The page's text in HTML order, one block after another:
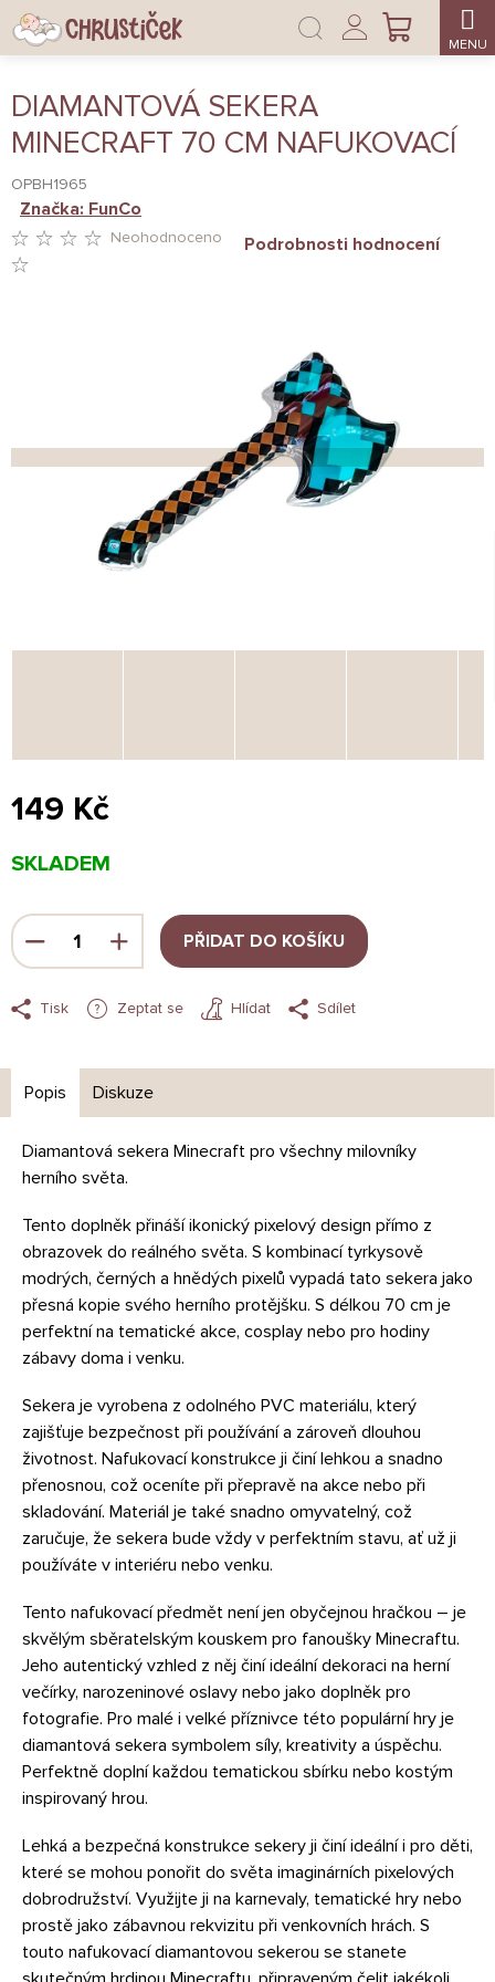
Přejít
na
obsah
NÁKUPNÍ
Přihlášení
DIAMANTOVÁ SEKERA
MINECRAFT 70 CM NAFUKOVACÍ
OPBH1965
HVĚZDIČEK.
Neohodnoceno Podrobnosti hodnocení
Značka: FunCo
149 Kč
cena:
SKLADEM
PŘIDAT DO KOŠÍKU
Tisk Zeptat se Hlídat Sdílet
Popis Diskuze
Diamantová sekera Minecraft pro všechny milovníky
herního světa.
Tento doplněk přináší ikonický pixelový design přímo z
obrazovek do reálného světa. S kombinací tyrkysově
modrých, černých a hnědých pixelů vypadá tato sekera jako
přesná kopie svého herního protějšku. S délkou 70 cm je
perfektní na tematické akce, cosplay nebo pro hodiny
zábavy doma i venku.
Sekera je vyrobena z odolného PVC materiálu, který
zajišťuje bezpečnost při používání a zároveň dlouhou
životnost. Nafukovací konstrukce ji činí lehkou a snadno
přenosnou, což oceníte při přepravě na akce nebo při
skladování. Materiál je také snadno omyvatelný, což
zaručuje, že sekera bude vždy v perfektním stavu, ať už ji
používáte v interiéru nebo venku.
Tento nafukovací předmět není jen obyčejnou hračkou – je
skvělým sběratelským kouskem pro fanoušky Minecraftu.
Jeho autentický vzhled z něj činí ideální dekoraci na herní
večírky, narozeninové oslavy nebo jako doplněk pro
fotografie. Pro malé i velké příznivce této populární hry je
diamantová sekera symbolem síly, kreativity a úspěchu.
Perfektně doplní každou tematickou sbírku nebo kostým
inspirovaný hrou.
Lehká a bezpečná konstrukce sekery ji činí ideální i pro děti,
které se mohou ponořit do světa imaginárních pixelových
dobrodružství. Využijte ji na karnevaly, tematické hry nebo
prostě jako zábavnou rekvizitu při venkovních hrách. S
touto nafukovací diamantovou sekerou se stanete